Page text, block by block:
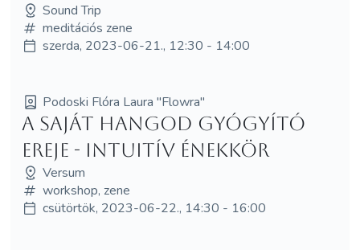
Sound Trip
meditációs zene
szerda, 2023-06-21., 12:30 - 14:00
Podoski Flóra Laura "Flowra"
A Saját Hangod Gyógyító
Ereje - intuitív énekkör
Versum
workshop, zene
csütörtök, 2023-06-22., 14:30 - 16:00